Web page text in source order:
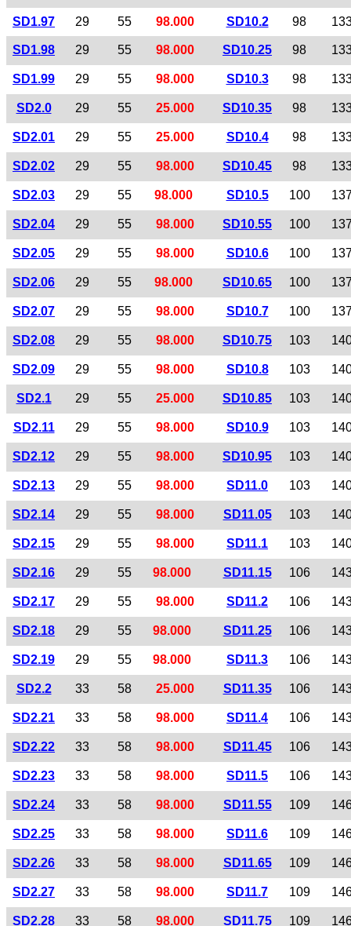
SD1.97 29 55 98.000 SD10.2 98
SD1.98 29 55 98.000 SD10.25 98
SD1.99 29 55 98.000 SD10.3 98
SD2.0 29 55 25.000 SD10.35 98
SD2.01 29 55 25.000 SD10.4 98
SD2.02 29 55 98.000 SD10.45 98
SD2.03 29 55 98.000 SD10.5 100
SD2.04 29 55 98.000 SD10.55 100
SD2.05 29 55 98.000 SD10.6 100
SD2.06 29 55 98.000 SD10.65 100
SD2.07 29 55 98.000 SD10.7 100
SD2.08 29 55 98.000 SD10.75 103
SD2.09 29 55 98.000 SD10.8 103
SD2.1 29 55 25.000 SD10.85 103
SD2.11 29 55 98.000 SD10.9 103
SD2.12 29 55 98.000 SD10.95 103
SD2.13 29 55 98.000 SD11.0 103
SD2.14 29 55 98.000 SD11.05 103
SD2.15 29 55 98.000 SD11.1 103
SD2.16 29 55 98.000 SD11.15 106
SD2.17 29 55 98.000 SD11.2 106
SD2.18 29 55 98.000 SD11.25 106
SD2.19 29 55 98.000 SD11.3 106
SD2.2 33 58 25.000 SD11.35 106
SD2.21 33 58 98.000 SD11.4 106
SD2.22 33 58 98.000 SD11.45 106
SD2.23 33 58 98.000 SD11.5 106
SD2.24 33 58 98.000 SD11.55 109
SD2.25 33 58 98.000 SD11.6 109
SD2.26 33 58 98.000 SD11.65 109
SD2.27 33 58 98.000 SD11.7 109
SD2.28 33 58 98.000 SD11.75 109